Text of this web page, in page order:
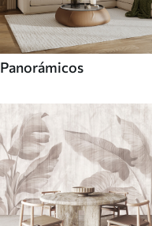
Panorámicos